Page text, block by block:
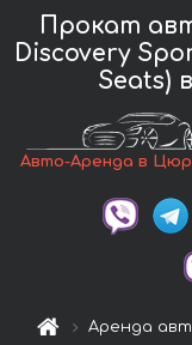
Прокат
Discovery
Seats)
Авто-Аренда в
Аренда